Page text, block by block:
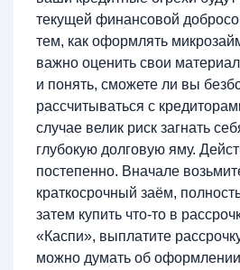
текущей финансовой
тем, как оформлять
важно оценить свои
и понять, сможете ли вы
рассчитываться с
случае велик риск загнать
глубокую долговую яму.
постепенно. Вначале
краткосрочный заём,
затем купить что-то в
«Каспи», выплатите
можно думать об